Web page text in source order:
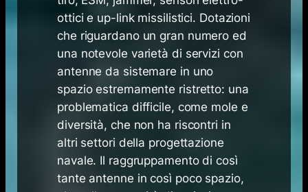
ottici e up-link missilistici. Dotazioni
che riguardano un gran numero ed
una notevole varietà di servizi con
antenne da sistemare in uno
spazio estremamente ristretto: una
problematica difficile, come mole e
diversità, che non ha riscontri in
altri settori della progettazione
navale. Il raggruppamento di così
tante antenne in così poco spazio,